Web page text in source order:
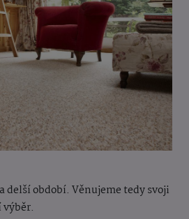
delší období. Věnujeme tedy svoji
výběr.